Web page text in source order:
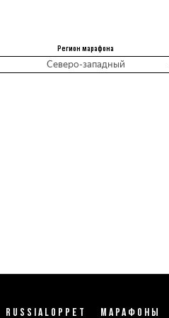
Регион марафона
Северо-западный
RUSSIALOPPET МАРАФОНЫ